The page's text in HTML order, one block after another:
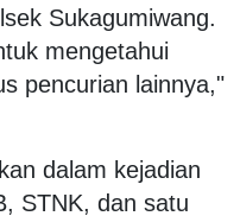
Sukagumiwang.
mengetahui
pencurian lainnya,"
dalam kejadian
STNK, dan satu